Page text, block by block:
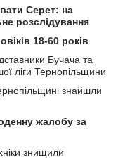
Серет: на
розслідування
18-60 років
Бучача та
ліги Тернопільщини
знайшли
жалобу за
знищили